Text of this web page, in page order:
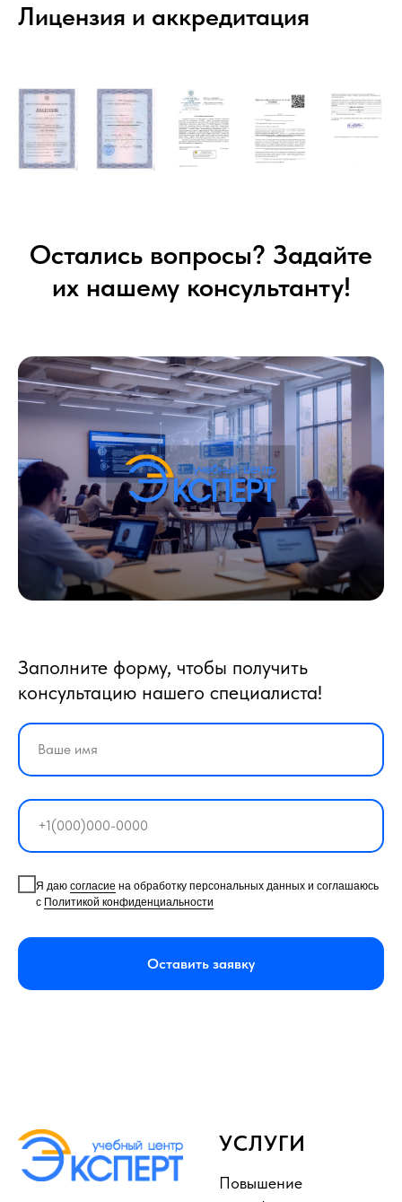
Лицензия и аккредитация
Остались вопросы? Задайте
их нашему консультанту!
Заполните форму, чтобы получить
консультацию нашего специалиста!
Я даю согласие на обработку персональных данных и соглашаюсь
с Политикой конфиденциальности
Оставить заявку
УСЛУГИ
Повышение